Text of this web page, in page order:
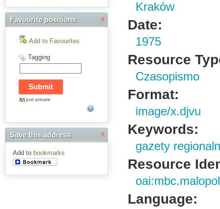
Favourite positions
Add to Favourites
Tagging
just private
Save this address
Add to bookmarks
Kraków
Date:
1975
Resource
Czasopismo
Format:
image/x.djvu
Keywords:
gazety
Resource
Language: